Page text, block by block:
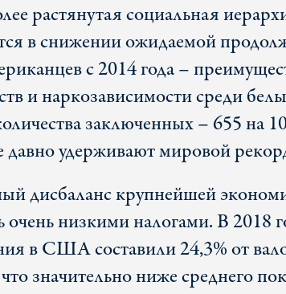
растянутая социальная
в снижении ожидаемой
с 2014 года –
и наркозависимости среди
заключенных – 655 на
удерживают мировой
дисбаланс крупнейшей
очень низкими налогами. В 2018
в США составили 24,3% от
значительно ниже среднего